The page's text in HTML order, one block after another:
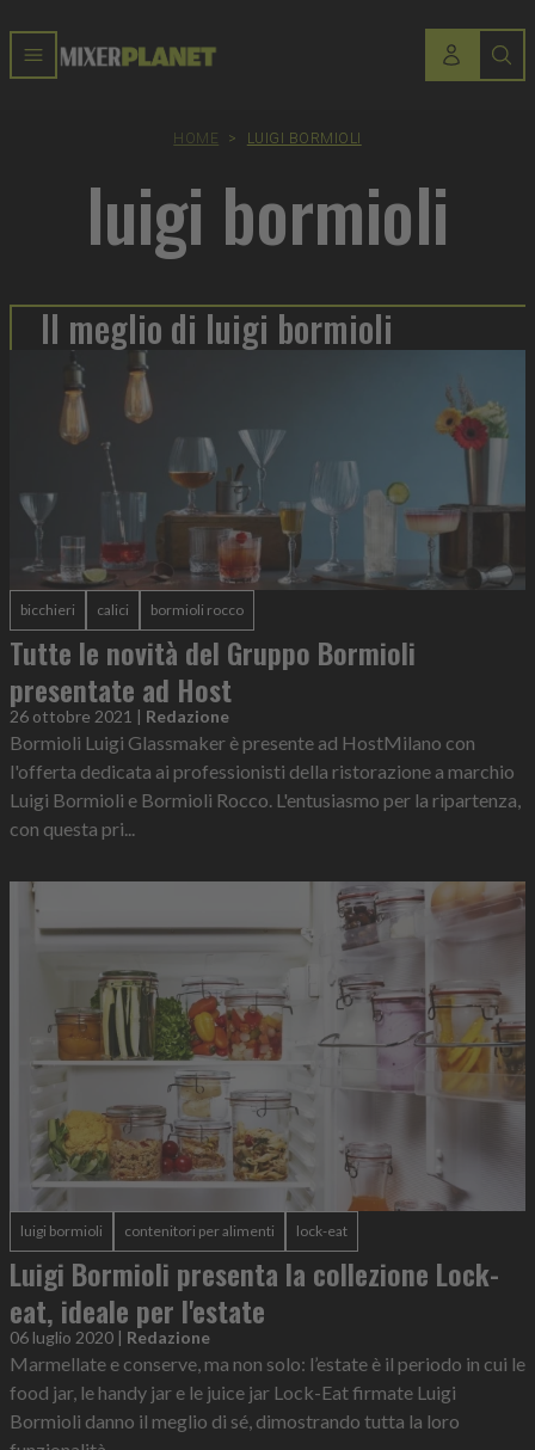
HOME > LUIGI BORMIOLI
luigi bormioli
Il meglio di luigi bormioli
bicchieri calici bormioli rocco
Tutte le novità del Gruppo Bormioli
presentate ad Host
26 ottobre 2021 | Redazione
Bormioli Luigi Glassmaker è presente ad HostMilano con
l'offerta dedicata ai professionisti della ristorazione a marchio
Luigi Bormioli e Bormioli Rocco. L'entusiasmo per la ripartenza,
con questa pri...
luigi bormioli contenitori per alimenti lock-eat
Luigi Bormioli presenta la collezione Lock-
eat, ideale per l'estate
06 luglio 2020 | Redazione
Marmellate e conserve, ma non solo: l’estate è il periodo in cui le
food jar, le handy jar e le juice jar Lock-Eat firmate Luigi
Bormioli danno il meglio di sé, dimostrando tutta la loro